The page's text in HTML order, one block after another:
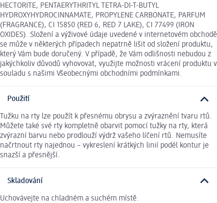
HECTORITE, PENTAERYTHRITYL TETRA-DI-T-BUTYL
HYDROXYHYDROCINNAMATE, PROPYLENE CARBONATE, PARFUM
(FRAGRANCE), CI 15850 (RED 6, RED 7 LAKE), CI 77499 (IRON
OXIDES). Složení a výživové údaje uvedené v internetovém obchodě
se může v některých případech nepatrně lišit od složení produktu,
který Vám bude doručený. V případě, že Vám odlišnosti nebudou z
jakýchkoliv důvodů vyhovovat, využijte možnosti vrácení produktu v
souladu s našimi Všeobecnými obchodními podmínkami.
Použití
Tužku na rty lze použít k přesnému obrysu a zvýraznění tvaru rtů.
Můžete také své rty kompletně obarvit pomocí tužky na rty, která
zvýrazní barvu nebo prodlouží výdrž vašeho líčení rtů. Nemusíte
načrtnout rty najednou – vykreslení krátkých linií podél kontur je
snazší a přesnější.
Skladování
Uchovávejte na chladném a suchém místě.